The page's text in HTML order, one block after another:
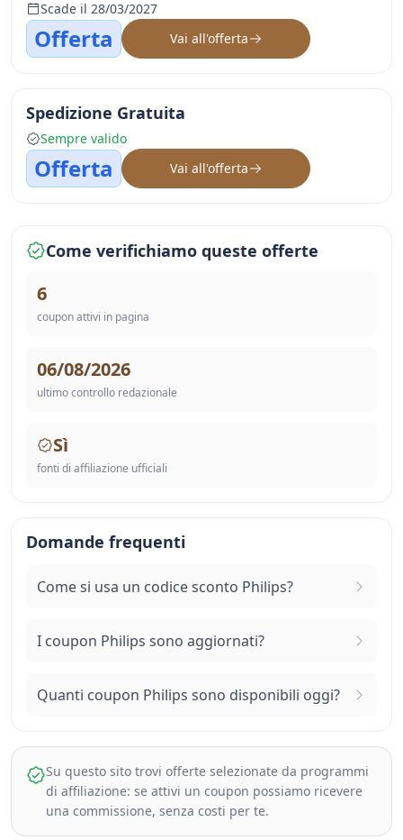
Scade il 28/03/2027
Offerta Vai all'offerta
Spedizione Gratuita
Sempre valido
Offerta Vai all'offerta
Come verifichiamo queste offerte
6
coupon attivi in pagina
06/08/2026
ultimo controllo redazionale
Sì
fonti di affiliazione ufficiali
Domande frequenti
Come si usa un codice sconto Philips?
I coupon Philips sono aggiornati?
Quanti coupon Philips sono disponibili oggi?
Su questo sito trovi offerte selezionate da programmi
di affiliazione: se attivi un coupon possiamo ricevere
una commissione, senza costi per te.